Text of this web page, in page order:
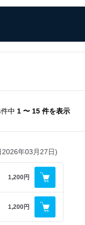
中 1 〜 15 件を表示
年03月27日)
1,200円
1,200円